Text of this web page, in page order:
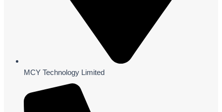
MCY Technology Limited